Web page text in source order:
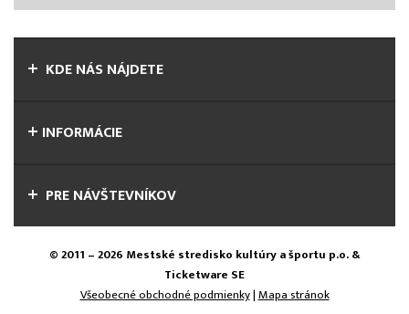
KDE NÁS NÁJDETE
INFORMÁCIE
PRE NÁVŠTEVNÍKOV
© 2011 – 2026 Mestské stredisko kultúry a športu p.o. &
Ticketware SE
Všeobecné obchodné podmienky|Mapa stránok